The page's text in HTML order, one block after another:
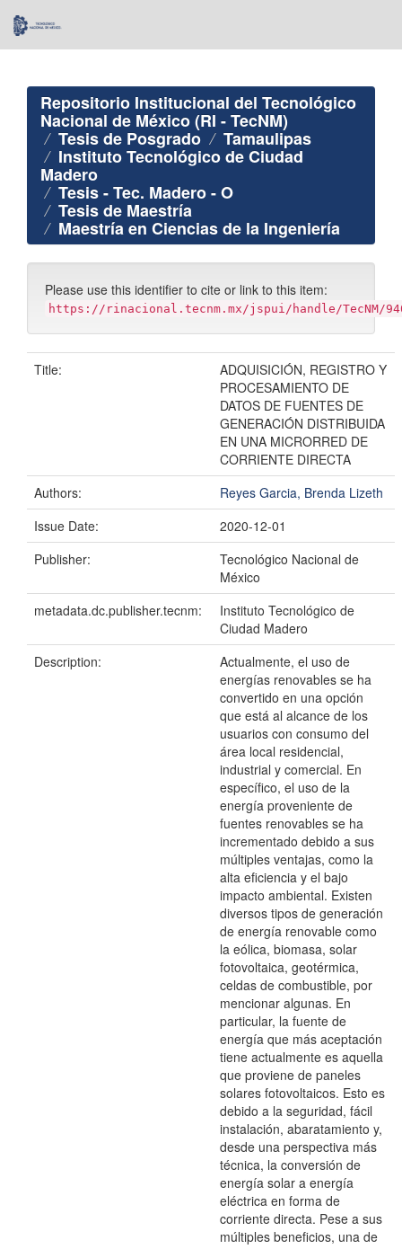
navigation
Repositorio Institucional del Tecnológico
Nacional de México (RI - TecNM)
Tesis de Posgrado Tamaulipas
Instituto Tecnológico de Ciudad
Madero
Tesis - Tec. Madero - O
Tesis de Maestría
Maestría en Ciencias de la Ingeniería
Please use this identifier to cite or link to this item:
https://rinacional.tecnm.mx/jspui/handle/TecNM/
Title:
ADQUISICIÓN, REGISTRO Y
PROCESAMIENTO DE
DATOS DE FUENTES DE
GENERACIÓN DISTRIBUIDA
EN UNA MICRORRED DE
CORRIENTE DIRECTA
Authors:
Reyes Garcia, Brenda Lizeth
Issue Date:
2020-12-01
Publisher:
Tecnológico Nacional de
México
metadata.dc.publisher.tecnm:
Instituto Tecnológico de
Ciudad Madero
Description:
Actualmente, el uso de
energías renovables se ha
convertido en una opción
que está al alcance de los
usuarios con consumo del
área local residencial,
industrial y comercial. En
específico, el uso de la
energía proveniente de
fuentes renovables se ha
incrementado debido a sus
múltiples ventajas, como la
alta eficiencia y el bajo
impacto ambiental. Existen
diversos tipos de generación
de energía renovable como
la eólica, biomasa, solar
fotovoltaica, geotérmica,
celdas de combustible, por
mencionar algunas. En
particular, la fuente de
energía que más aceptación
tiene actualmente es aquella
que proviene de paneles
solares fotovoltaicos. Esto es
debido a la seguridad, fácil
instalación, abaratamiento y,
desde una perspectiva más
técnica, la conversión de
energía solar a energía
eléctrica en forma de
corriente directa. Pese a sus
múltiples beneficios, una de